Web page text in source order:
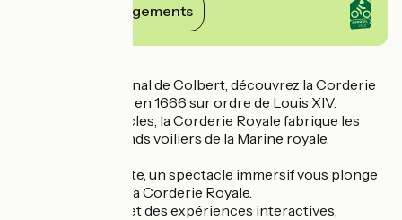
Voir ses engagements
Au cœur de l'Arsenal de Colbert, découvrez la Corderie
Royale construite en 1666 sur ordre de Louis XIV.
Pendant deux siècles, la Corderie Royale fabrique les
cordages des grands voiliers de la Marine royale.
Au début de la visite, un spectacle immersif vous plonge
dans l'histoire de la Corderie Royale.
Au fil des ateliers et des expériences interactives,